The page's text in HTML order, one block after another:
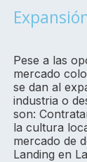
Pese a las
mercado
se dan al
industria o
son:
la cultura
mercado de
Landing en